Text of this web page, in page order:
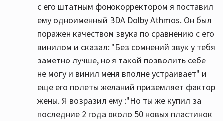
с его штатным фонокорректором я поставил
ему одноименный BDA Dolby Athmos. Он был
поражен качеством звука по сравнению с его
винилом и сказал: "Без сомнений звук у тебя
заметно лучше, но я такой позволить себе
не могу и винил меня вполне устраивает" и
еще его полеты желаний приземляет фактор
жены. Я возразил ему :"Но ты же купил за
последние 2 года около 50 новых пластинок